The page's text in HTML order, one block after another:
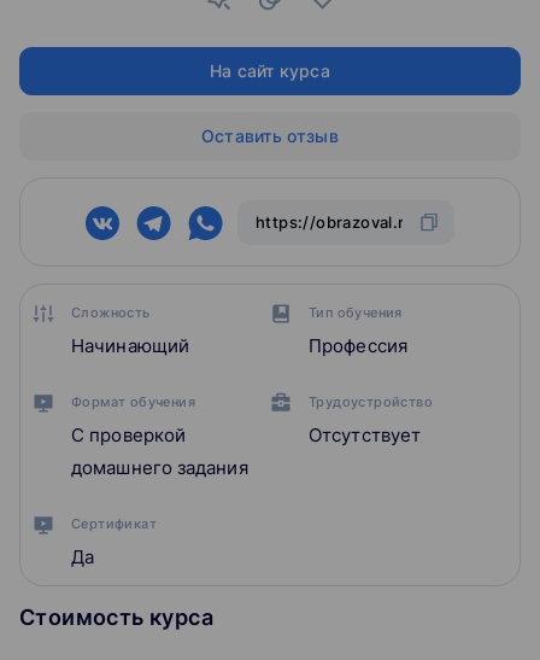
Сложность
Начинающий
Тип обучения
Профессия
Формат обучения
С проверкой
домашнего задания
Трудоустройство
Отсутствует
Сертификат
Да
Стоимость курса
На сайт курса
Оставить отзыв